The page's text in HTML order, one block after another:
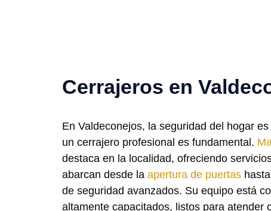
Cerrajeros en
En Valdeconejos, la seguridad del hogar
un cerrajero profesional es fundamental.
destaca en la localidad, ofreciendo
abarcan desde la apertura de puertas
de seguridad avanzados. Su equipo está
altamente capacitados, listos para atender